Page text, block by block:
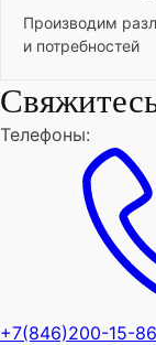
Производим
и потребностей
Телефоны:
+7(846)200-15-86